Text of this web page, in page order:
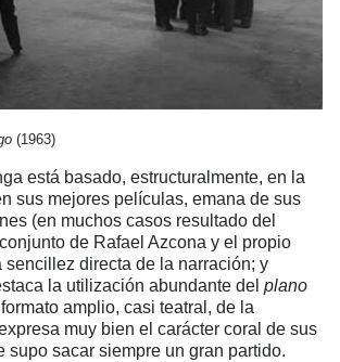
(1963)
está basado, estructuralmente, en la
sus mejores películas, emana de sus
(en muchos casos resultado del
de Rafael Azcona y el propio
sencillez directa de la narración; y
la utilización abundante del plano
amplio, casi teatral, de la
muy bien el carácter coral de sus
supo sacar siempre un gran partido.